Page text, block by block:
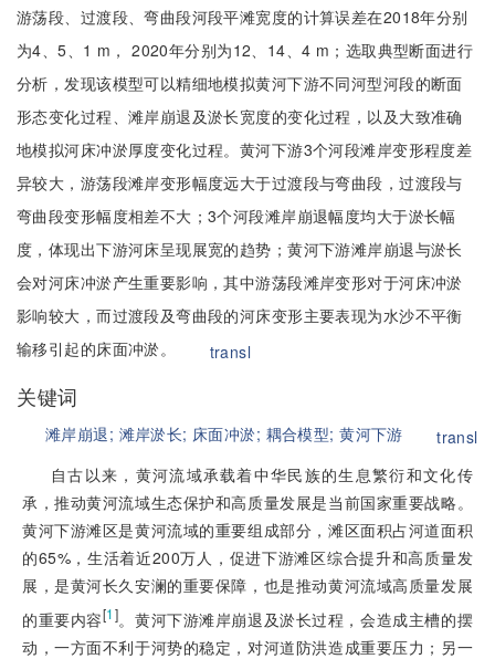
游荡段、过渡段、弯曲段河段平滩宽度的计算误差在2018年分别
为4、5、1 m， 2020年分别为12、14、4 m；选取典型断面进行
分析，发现该模型可以精细地模拟黄河下游不同河型河段的断面
形态变化过程、滩岸崩退及淤长宽度的变化过程，以及大致准确
地模拟河床冲淤厚度变化过程。黄河下游3个河段滩岸变形程度差
异较大，游荡段滩岸变形幅度远大于过渡段与弯曲段，过渡段与
弯曲段变形幅度相差不大；3个河段滩岸崩退幅度均大于淤长幅
度，体现出下游河床呈现展宽的趋势；黄河下游滩岸崩退与淤长
会对河床冲淤产生重要影响，其中游荡段滩岸变形对于河床冲淤
影响较大，而过渡段及弯曲段的河床变形主要表现为水沙不平衡
输移引起的床面冲淤。
transl
关键词
滩岸崩退; 滩岸淤长; 床面冲淤; 耦合模型;黄河下游
transl
自古以来，黄河流域承载着中华民族的生息繁衍和文化传
承，推动黄河流域生态保护和高质量发展是当前国家重要战略。
黄河下游滩区是黄河流域的重要组成部分，滩区面积占河道面积
的65%，生活着近200万人，促进下游滩区综合提升和高质量发
展，是黄河长久安澜的重要保障，也是推动黄河流域高质量发展
的重要内容[1]。黄河下游滩岸崩退及淤长过程，会造成主槽的摆
动，一方面不利于河势的稳定，对河道防洪造成重要压力；另一